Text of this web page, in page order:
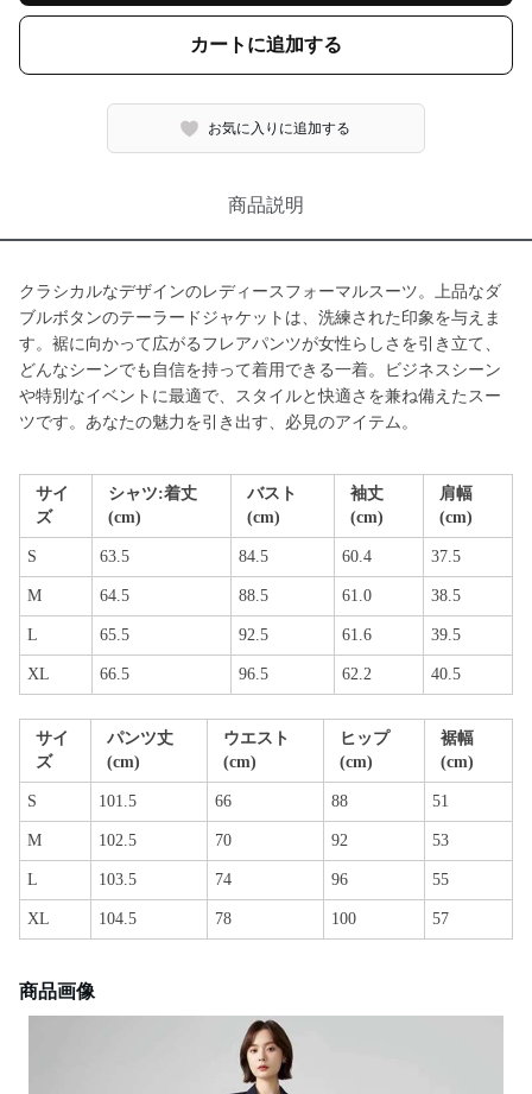
カートに追加する
お気に入りに追加する
商品説明
クラシカルなデザインのレディースフォーマルスーツ。上品なダ
ブルボタンのテーラードジャケットは、洗練された印象を与えま
す。裾に向かって広がるフレアパンツが女性らしさを引き立て、
どんなシーンでも自信を持って着用できる一着。ビジネスシーン
や特別なイベントに最適で、スタイルと快適さを兼ね備えたスー
ツです。あなたの魅力を引き出す、必見のアイテム。
サイ
ズ
シャツ:着丈
(cm)
バスト
(cm)
袖丈
(cm)
肩幅
(cm)
S 63.5 84.5 60.4 37.5
M 64.5 88.5 61.0 38.5
L 65.5 92.5 61.6 39.5
XL 66.5 96.5 62.2 40.5
サイ
ズ
パンツ丈
(cm)
ウエスト
(cm)
ヒップ
(cm)
裾幅
(cm)
S 101.5 66 88 51
M 102.5 70 92 53
L 103.5 74 96 55
XL 104.5 78 100 57
商品画像